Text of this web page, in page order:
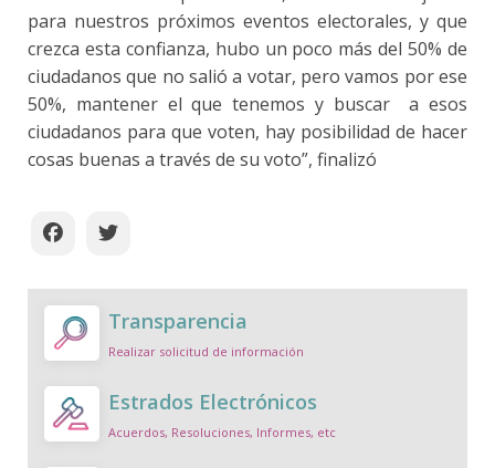
para nuestros próximos eventos electorales, y que
crezca esta confianza, hubo un poco más del 50% de
ciudadanos que no salió a votar, pero vamos por ese
50%, mantener el que tenemos y buscar a esos
ciudadanos para que voten, hay posibilidad de hacer
cosas buenas a través de su voto”, finalizó
Transparencia
Realizar solicitud de información
Estrados Electrónicos
Acuerdos, Resoluciones, Informes, etc